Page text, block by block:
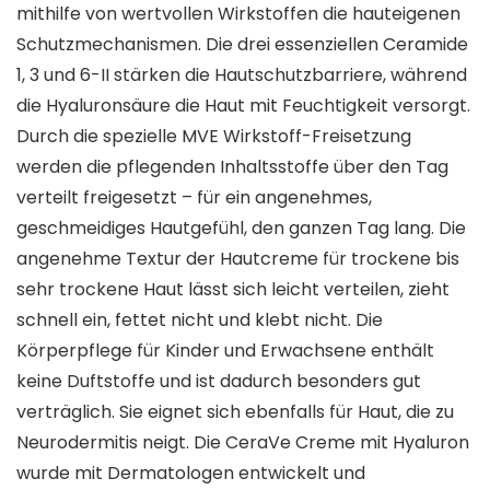
mithilfe von wertvollen Wirkstoffen die hauteigenen
Schutzmechanismen. Die drei essenziellen Ceramide
1, 3 und 6-II stärken die Hautschutzbarriere, während
die Hyaluronsäure die Haut mit Feuchtigkeit versorgt.
Durch die spezielle MVE Wirkstoff-Freisetzung
werden die pflegenden Inhaltsstoffe über den Tag
verteilt freigesetzt – für ein angenehmes,
geschmeidiges Hautgefühl, den ganzen Tag lang. Die
angenehme Textur der Hautcreme für trockene bis
sehr trockene Haut lässt sich leicht verteilen, zieht
schnell ein, fettet nicht und klebt nicht. Die
Körperpflege für Kinder und Erwachsene enthält
keine Duftstoffe und ist dadurch besonders gut
verträglich. Sie eignet sich ebenfalls für Haut, die zu
Neurodermitis neigt. Die CeraVe Creme mit Hyaluron
wurde mit Dermatologen entwickelt und